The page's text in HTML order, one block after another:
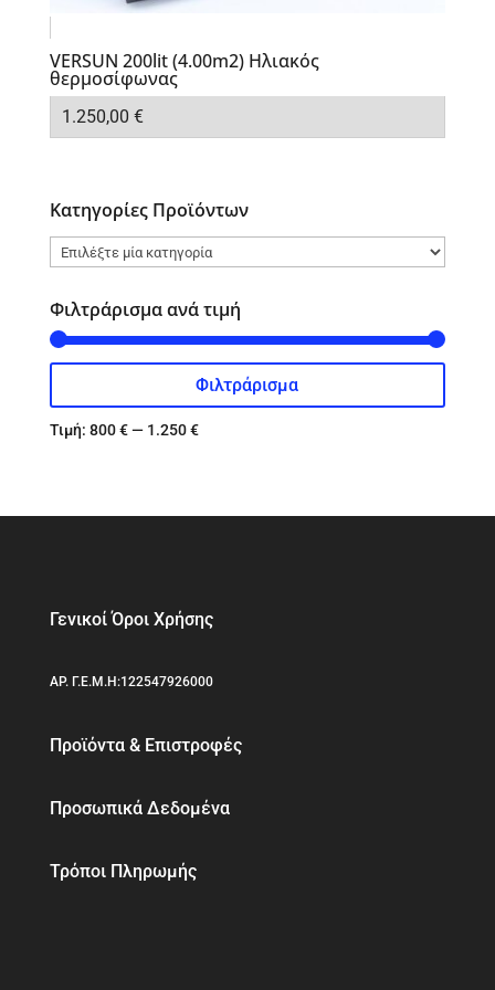
VERSUN 200lit (4.00m2) Ηλιακός
θερμοσίφωνας
1.250,00 €
Κατηγορίες Προϊόντων
Φιλτράρισμα ανά τιμή
τιμή
τιμή
Φιλτράρισμα
Τιμή: 800 €— 1.250 €
Γενικοί Όροι Χρήσης
ΑΡ. Γ.Ε.Μ.Η:122547926000
Προϊόντα & Επιστροφές
Προσωπικά Δεδομένα
Τρόποι Πληρωμής